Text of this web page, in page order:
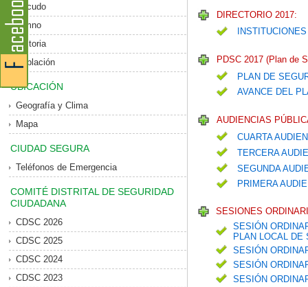
Escudo
Himno
Historia
Población
UBICACIÓN
Geografía y Clima
Mapa
CIUDAD SEGURA
Teléfonos de Emergencia
COMITÉ DISTRITAL DE SEGURIDAD
CIUDADANA
CDSC 2026
CDSC 2025
CDSC 2024
CDSC 2023
DIRECTORIO 2017:
PDSC 2017 (Plan de
PLAN DE
AVANCE DEL
AUDIENCIAS
CUARTA
TERCERA
SEGUNDA
PRIMERA
SESIONES
SESIÓN
PLAN LOCAL DE
SESIÓN
SESIÓN
SESIÓN